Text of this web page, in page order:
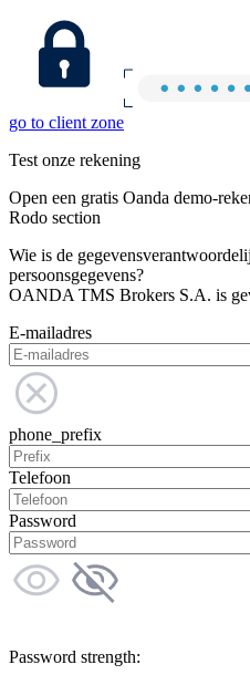
go to client zone
Test onze rekening
Open een gratis Oanda demo-
Rodo section
Wie is de
persoonsgegevens?
OANDA TMS Brokers S.A. is
E-mailadres
phone_prefix
Telefoon
Password
Password strength: